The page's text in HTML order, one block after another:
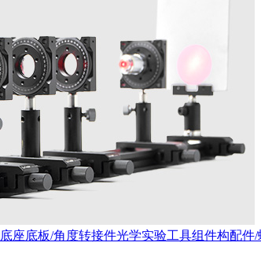
底座底板/角度转接件光学实验工具组件构配件